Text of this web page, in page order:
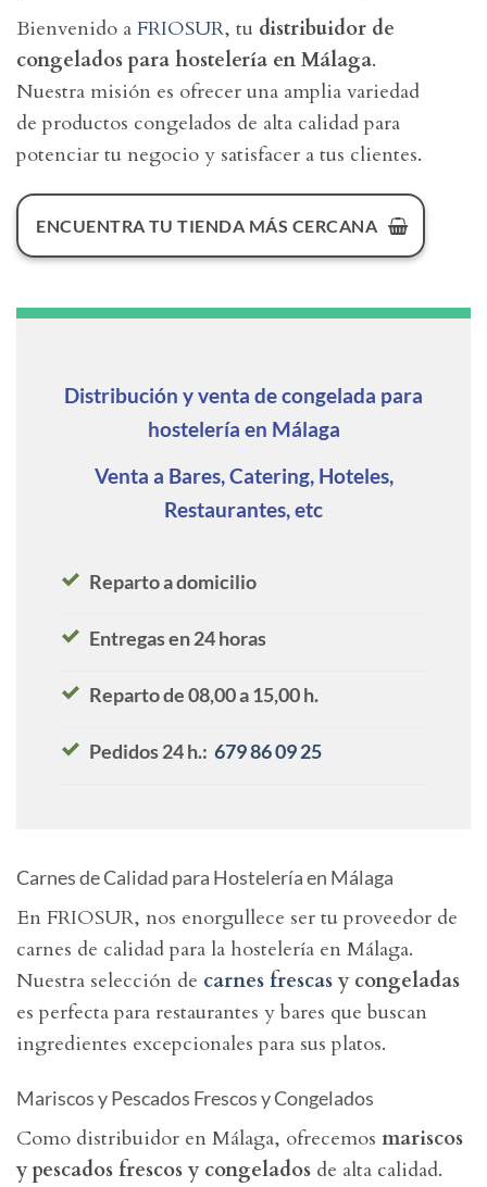
Bienvenido a FRIOSUR, tu distribuidor de
congelados para hostelería en Málaga.
Nuestra misión es ofrecer una amplia variedad
de productos congelados de alta calidad para
potenciar tu negocio y satisfacer a tus clientes.
ENCUENTRA TU TIENDA MÁS CERCANA
Distribución y venta de congelada para
hostelería en Málaga
Venta a Bares, Catering, Hoteles,
Restaurantes, etc
Reparto a domicilio
Entregas en 24 horas
Reparto de 08,00 a 15,00 h.
Pedidos 24 h.: 679 86 09 25
Carnes de Calidad para Hostelería en Málaga
En FRIOSUR, nos enorgullece ser tu proveedor de
carnes de calidad para la hostelería en Málaga.
Nuestra selección de carnes frescas y congeladas
es perfecta para restaurantes y bares que buscan
ingredientes excepcionales para sus platos.
Mariscos y Pescados Frescos y Congelados
Como distribuidor en Málaga, ofrecemos mariscos
y pescados frescos y congelados de alta calidad.